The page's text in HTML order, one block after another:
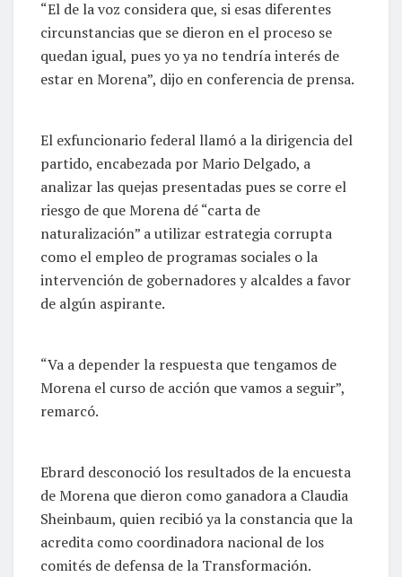
“El de la voz considera que, si esas diferentes
circunstancias que se dieron en el proceso se
quedan igual, pues yo ya no tendría interés de
estar en Morena”, dijo en conferencia de prensa.
El exfuncionario federal llamó a la dirigencia del
partido, encabezada por Mario Delgado, a
analizar las quejas presentadas pues se corre el
riesgo de que Morena dé “carta de
naturalización” a utilizar estrategia corrupta
como el empleo de programas sociales o la
intervención de gobernadores y alcaldes a favor
de algún aspirante.
“Va a depender la respuesta que tengamos de
Morena el curso de acción que vamos a seguir”,
remarcó.
Ebrard desconoció los resultados de la encuesta
de Morena que dieron como ganadora a Claudia
Sheinbaum, quien recibió ya la constancia que la
acredita como coordinadora nacional de los
comités de defensa de la Transformación.